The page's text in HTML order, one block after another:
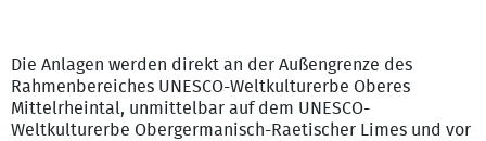
Die Anlagen werden direkt an der Außengrenze des
Rahmenbereiches UNESCO-Weltkulturerbe Oberes
Mittelrheintal, unmittelbar auf dem UNESCO-
Weltkulturerbe Obergermanisch-Raetischer Limes und vor